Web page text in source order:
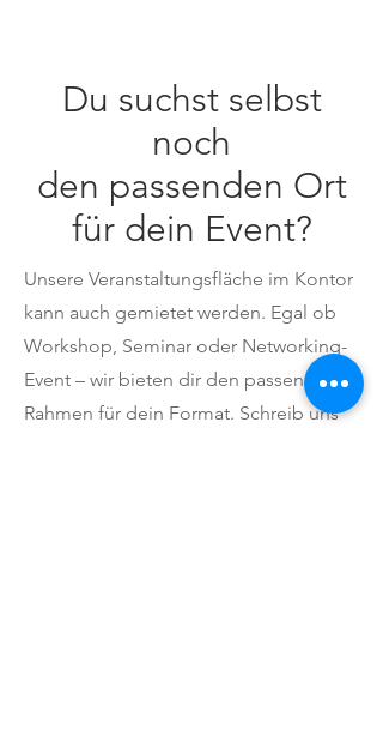
Du suchst selbst
noch
den passenden Ort
für dein Event?
Unsere Veranstaltungsfläche im Kontor
kann auch gemietet werden. Egal ob
Workshop, Seminar oder Networking-
Event – wir bieten dir den passenden
Rahmen für dein Format. Schreib uns